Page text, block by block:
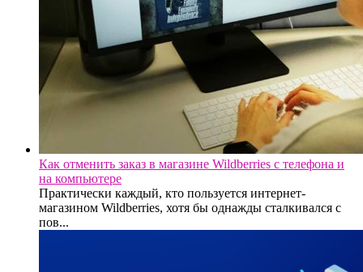
Как отменить заказ в магазине Wildberries с телефона и
на компьютере
Практически каждый, кто пользуется интернет-
магазином Wildberries, хотя бы однажды сталкивался с
пов...